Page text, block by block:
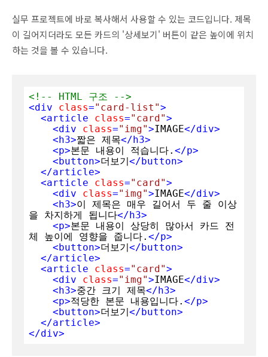
실무 프로젝트에 바로 복사해서 사용할 수 있는 코드입니다. 제목
이 길어지더라도 모든 카드의 '상세보기' 버튼이 같은 높이에 위치
하는 것을 볼 수 있습니다.
<!-- HTML 구조 -->
<div class="card-list">
<article class="card">
<div class="img">IMAGE</div>
<h3>짧은 제목</h3>
<p>본문 내용이 적습니다. </p>
<button>더보기</button>
</article>
<article class="card">
<div class="img">IMAGE</div>
<h3>이 제목은 매우 길어서 두 줄 이상
을 차지하게 됩니다</h3>
<p>본문 내용이 상당히 많아서 카드 전
체 높이에 영향을 줍니다. </p>
<button>더보기</button>
</article>
<article class="card">
<div class="img">IMAGE</div>
<h3>중간 크기 제목</h3>
<p>적당한 본문 내용입니다. </p>
<button>더보기</button>
</article>
</div>